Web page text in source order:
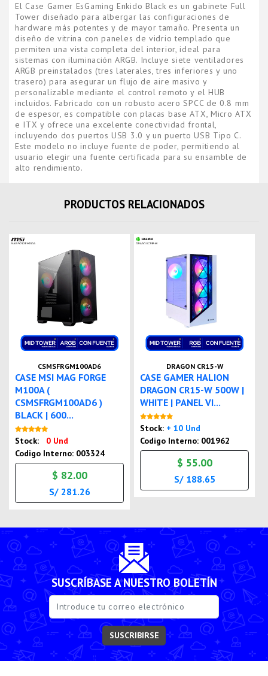
El Case Gamer EsGaming Enkido Black es un gabinete Full
Tower diseñado para albergar las configuraciones de
hardware más potentes y de mayor tamaño. Presenta un
diseño de vitrina con paneles de vidrio templado que
permiten una vista completa del interior, ideal para
sistemas con iluminación ARGB. Incluye siete ventiladores
ARGB preinstalados (tres laterales, tres inferiores y uno
trasero) para asegurar un flujo de aire masivo y
personalizable mediante el control remoto y el HUB
incluidos. Fabricado con un robusto acero SPCC de 0.8 mm
de espesor, es compatible con placas base ATX, Micro ATX
e ITX y ofrece una excelente conectividad frontal,
incluyendo dos puertos USB 3.0 y un puerto USB Tipo C.
Este modelo no incluye fuente de poder, permitiendo al
usuario elegir una fuente certificada para su ensamble de
alto rendimiento.
PRODUCTOS RELACIONADOS
CSMSFRGM100AD6
CASE MSI MAG FORGE
M100A (
CSMSFRGM100AD6 )
BLACK | 600...
Stock:
0 Und
Codigo Interno: 003324
$ 82.00
S/ 281.26
DRAGON CR15-W
CASE GAMER HALION
DRAGON CR15-W 500W |
WHITE | PANEL VI...
Stock: + 10 Und
Codigo Interno: 001962
$ 55.00
S/ 188.65
SUSCRÍBASE A NUESTRO BOLETÍN
SUSCRIBIRSE